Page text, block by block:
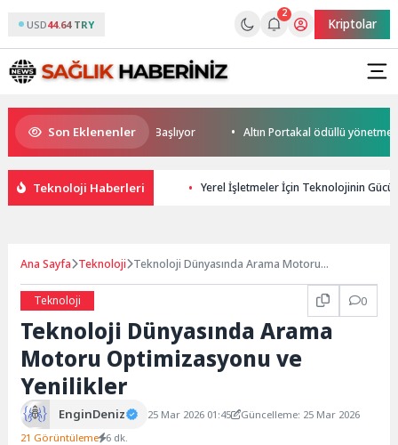
USD44.64 TRY
2
Kriptolar
Son Eklenenler
Cup Heyecanı Paris’te Başlıyor Altın Portakal ödüllü yönetmen jüri
Teknoloji Haberleri Yerel İşletmeler İçin Teknolojinin
Ana Sayfa Teknoloji Teknoloji Dünyasında Arama Motoru
Teknoloji
0
Teknoloji Dünyasında Arama
Motoru Optimizasyonu ve
Yenilikler
EnginDeniz 25 Mar 2026 01:45
Güncelleme: 25 Mar 2026
21 Görüntüleme 6 dk.